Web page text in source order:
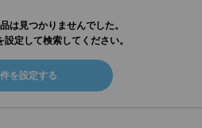
は見つかりませんでした。
定して検索してください。
を設定する